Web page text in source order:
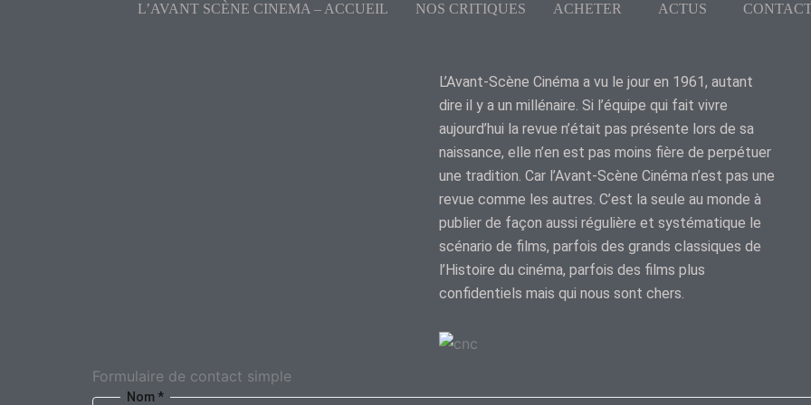
L’AVANT SCÈNE CINEMA – ACCUEIL NOS CRITIQUES ACHETER ACTUS
L’Avant-Scène Cinéma a vu le jour en 1961, autant
dire il y a un millénaire. Si l’équipe qui fait vivre
aujourd’hui la revue n’était pas présente lors de sa
naissance, elle n’en est pas moins fière de perpétuer
une tradition. Car l’Avant-Scène Cinéma n’est pas une
revue comme les autres. C’est la seule au monde à
publier de façon aussi régulière et systématique le
scénario de films, parfois des grands classiques de
l’Histoire du cinéma, parfois des films plus
confidentiels mais qui nous sont chers.
Formulaire de contact simple
Nom *